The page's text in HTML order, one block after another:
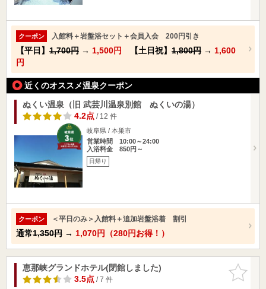
クーポン 入館料＋岩盤浴セット＋会員入会 200円引き
【平日】 1,700円 → 1,500円 【土日祝】 1,800円 → 1,600
円
近くのオススメ温泉クーポン
ぬくい温泉（旧 武芸川温泉別館 ぬくいの湯）
4.2点/ 12 件
岐阜県 / 本巣市
営業時間 10:00～24:00
入浴料金 850円～
日帰り
クーポン ＜平日のみ＞入館料＋追加岩盤浴着 割引
通常1,350円 → 1,070円（280円お得！）
お気に入
りに追加
恵那峡グランドホテル(閉館しました)
3.5点/ 7 件